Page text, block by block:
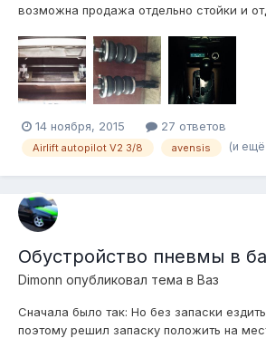
возможна продажа отдельно стойки и
вмести с инсталляцией и всей
кабель с предохрономи сниму не
входит: -Управа от Airlift aut...
14 ноября, 2015 27 ответов
Airlift autopilot V2 3/8 avensis (и ещё
Обустройство пневмы в
Dimonn опубликовал тема в Ваз
Сначала было так: Но без запаски
поэтому решил запаску положить на